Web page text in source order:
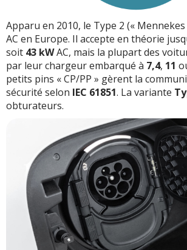
Apparu en 2010, le Type 2 («
AC en Europe. Il accepte en théorie
soit 43 kWAC, mais la plupart des
par leur chargeur embarqué à 7,4, 11
petits pins « CP/PP » gèrent la
sécurité selon IEC 61851. La variante
obturateurs.